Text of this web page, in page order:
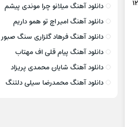
دانلود آهنگ میلانو چرا موندی پیشم
دانلود آهنگ امیر اچ تو همو داریم
دانلود آهنگ فرهاد گلزاری سنگ صبور
دانلود آهنگ پیام قلی اف مهتاب
دانلود آهنگ شایان محمدی پریزاد
دانلود آهنگ محمدرضا سیلی دلتنگ